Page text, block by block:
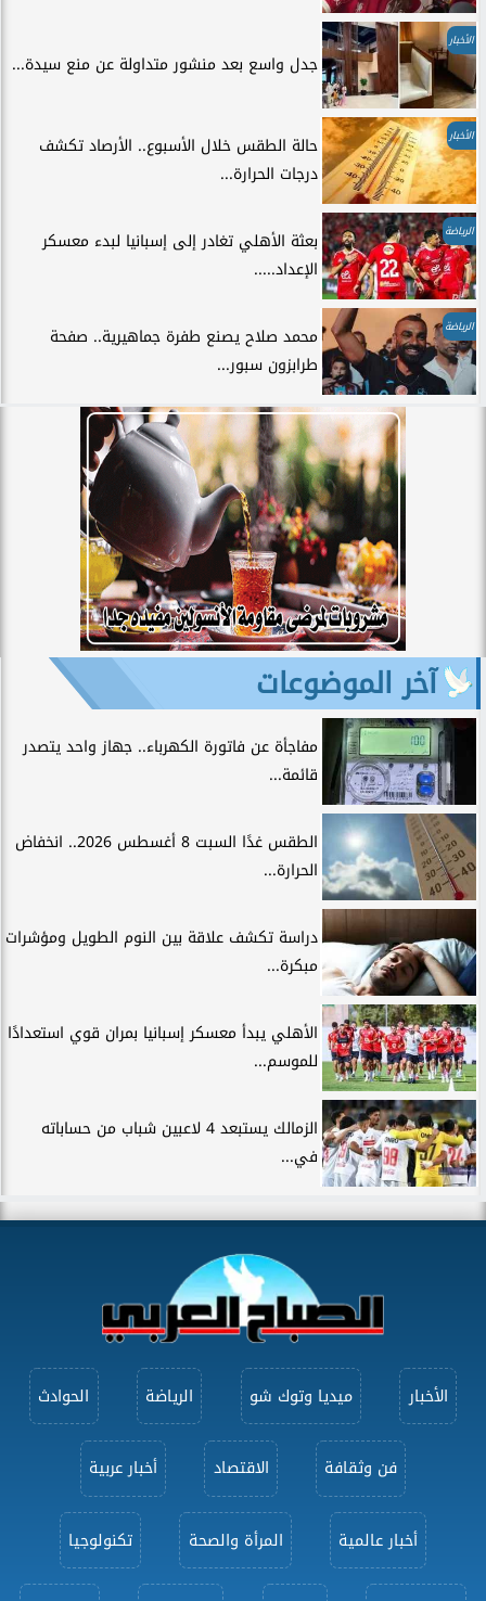
الأخبار
جدل واسع بعد منشور متداولة عن منع سيدة...
الأخبار
حالة الطقس خلال الأسبوع.. الأرصاد تكشف
درجات الحرارة...
الرياضة
بعثة الأهلي تغادر إلى إسبانيا لبدء معسكر
الإعداد.....
الرياضة
محمد صلاح يصنع طفرة جماهيرية.. صفحة
طرابزون سبور...
آخر الموضوعات
مفاجأة عن فاتورة الكهرباء.. جهاز واحد يتصدر
قائمة...
الطقس غدًا السبت 8 أغسطس 2026.. انخفاض
الحرارة...
دراسة تكشف علاقة بين النوم الطويل ومؤشرات
مبكرة...
الأهلي يبدأ معسكر إسبانيا بمران قوي استعدادًا
للموسم...
الزمالك يستبعد 4 لاعبين شباب من حساباته
في...
الأخبار ميديا وتوك شو الرياضة الحوادث
فن وثقافة الاقتصاد أخبار عربية
أخبار عالمية المرأة والصحة تكنولوجيا